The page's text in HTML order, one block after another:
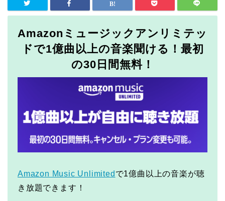
Amazonミュージックアンリミテッ
ドで1億曲以上の音楽聞ける！最初
の30日間無料！
Amazon Music Unlimited で1億曲以上の音楽が聴
き放題できます！